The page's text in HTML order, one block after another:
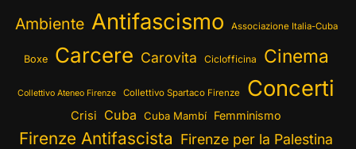
Ambiente Antifascismo Associazione Italia-Cuba
Boxe Carcere Carovita Ciclofficina Cinema
Collettivo Ateneo Firenze Collettivo Spartaco Firenze Concerti
Crisi Cuba Cuba Mambí Femminismo
Firenze Antifascista Firenze per la Palestina